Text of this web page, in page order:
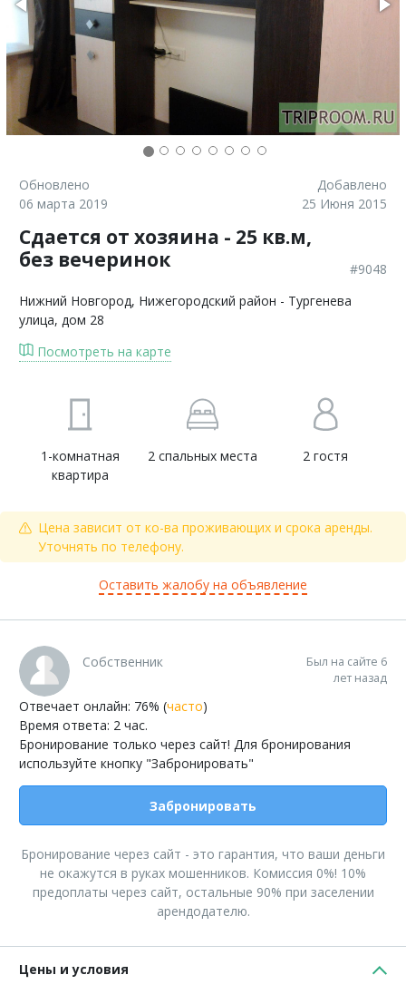
Обновлено
06 марта 2019
Добавлено
25 Июня 2015
Сдается от хозяина - 25 кв.м,
без вечеринок
#9048
Нижний Новгород, Нижегородский район - Тургенева
улица, дом 28
Посмотреть на карте
1-комнатная
квартира
2 спальных места 2 гостя
Цена зависит от ко-ва проживающих и срока аренды.
Уточнять по телефону.
Оставить жалобу на объявление
Собственник
Был на сайте 6
лет назад
Отвечает онлайн: 76% (часто)
Время ответа: 2 час.
Бронирование только через сайт! Для бронирования
используйте кнопку "Забронировать"
Забронировать
Бронирование через сайт - это гарантия, что ваши деньги
не окажутся в руках мошенников. Комиссия 0%! 10%
предоплаты через сайт, остальные 90% при заселении
арендодателю.
Цены и условия